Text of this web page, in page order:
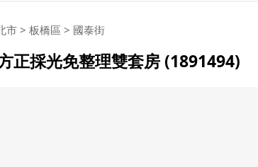
市> 板橋區 > 國泰街
正採光免整理雙套房 (1891494)